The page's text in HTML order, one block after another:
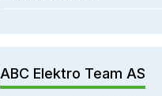
ABC Elektro Team AS